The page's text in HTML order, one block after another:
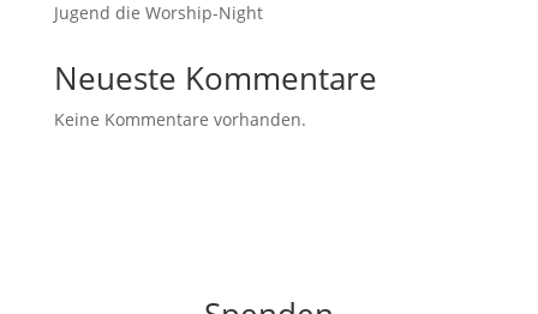
Jugend die Worship-Night
Neueste Kommentare
Keine Kommentare vorhanden.